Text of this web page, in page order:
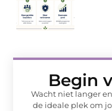
Begin
Wacht niet langer
de ideale plek om